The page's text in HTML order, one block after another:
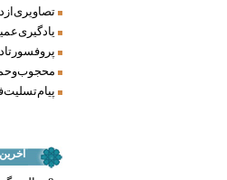
تصاویری از
یادگیری
پروفسور
محجوب و
پیام تسلیت